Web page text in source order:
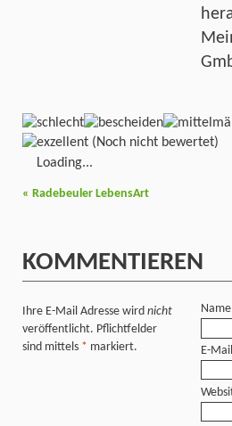
(Noch nicht bewertet)
Loading...
« Radebeuler LebensArt
KOMMENTIEREN
Ihre E-Mail Adresse wird nicht
veröffentlicht. Pflichtfelder
sind mittels * markiert.
Name
E-Mail